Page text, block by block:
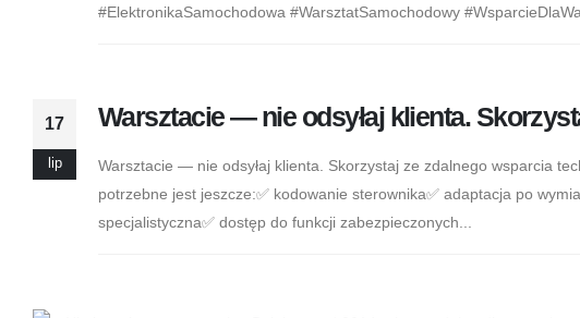
#ElektronikaSamochodowa #WarsztatSamochodowy
17
lip
Warsztacie — nie odsyłaj klienta.
Warsztacie — nie odsyłaj klienta. Skorzystaj ze zdalnego wsparcia
potrzebne jest jeszcze:✅ kodowanie sterownika✅ adaptacja po
specjalistyczna✅ dostęp do funkcji zabezpieczonych...